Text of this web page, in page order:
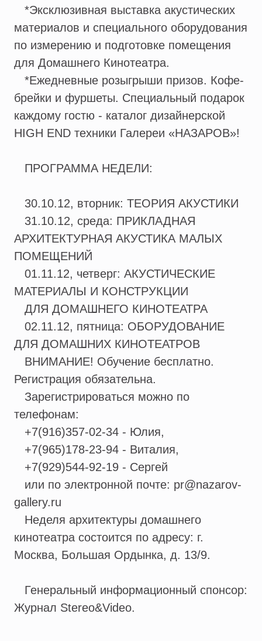
*Эксклюзивная выставка акустических
материалов и специального оборудования
по измерению и подготовке помещения
для Домашнего Кинотеатра.
*Ежедневные розыгрыши призов. Кофе-
брейки и фуршеты. Специальный подарок
каждому гостю - каталог дизайнерской
HIGH END техники Галереи «НАЗАРОВ»!
ПРОГРАММА НЕДЕЛИ:
30.10.12, вторник: ТЕОРИЯ АКУСТИКИ
31.10.12, среда: ПРИКЛАДНАЯ
АРХИТЕКТУРНАЯ АКУСТИКА МАЛЫХ
ПОМЕЩЕНИЙ
01.11.12, четверг: АКУСТИЧЕСКИЕ
МАТЕРИАЛЫ И КОНСТРУКЦИИ
ДЛЯ ДОМАШНЕГО КИНОТЕАТРА
02.11.12, пятница: ОБОРУДОВАНИЕ
ДЛЯ ДОМАШНИХ КИНОТЕАТРОВ
ВНИМАНИЕ! Обучение бесплатно.
Регистрация обязательна.
Зарегистрироваться можно по
телефонам:
+7(916)357-02-34 - Юлия,
+7(965)178-23-94 - Виталия,
+7(929)544-92-19 - Сергей
или по электронной почте: pr@nazarov-
gallery.ru
Неделя архитектуры домашнего
кинотеатра состоится по адресу: г.
Москва, Большая Ордынка, д. 13/9.
Генеральный информационный спонсор:
Журнал Stereo&Video.